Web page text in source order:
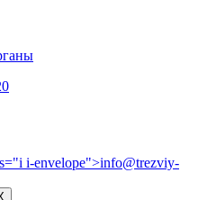
i-envelope">info@trezviy-